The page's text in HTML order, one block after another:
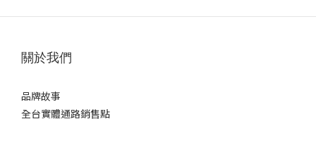
關於我們
品牌故事
全台實體通路銷售點